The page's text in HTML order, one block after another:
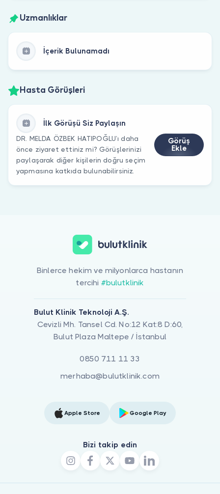
Uzmanlıklar
İçerik Bulunamadı
Hasta Görüşleri
İlk Görüşü Siz Paylaşın
DR. MELDA ÖZBEK HATIPOĞLU’ı daha
önce ziyaret ettiniz mi? Görüşlerinizi
paylaşarak diğer kişilerin doğru seçim
yapmasına katkıda bulunabilirsiniz.
Görüş
Ekle
Binlerce hekim ve milyonlarca hastanın
tercihi #bulutklinik
Bulut Klinik Teknoloji A.Ş.
Cevizli Mh. Tansel Cd. No:12 Kat:8 D:60,
Bulut Plaza Maltepe / İstanbul
0850 711 11 33
merhaba@bulutklinik.com
Apple Store Google Play
Bizi takip edin